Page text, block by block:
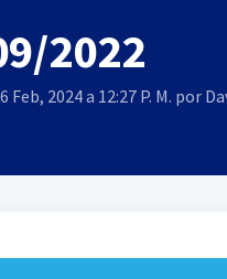
2022
2024 a 12:27 P. M. por